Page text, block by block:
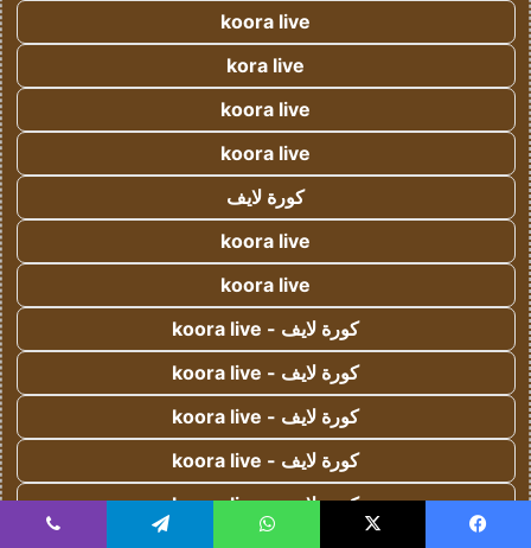
koora live
kora live
koora live
koora live
كورة لايف
koora live
koora live
كورة لايف - koora live
كورة لايف - koora live
كورة لايف - koora live
كورة لايف - koora live
كورة لايف - koora live